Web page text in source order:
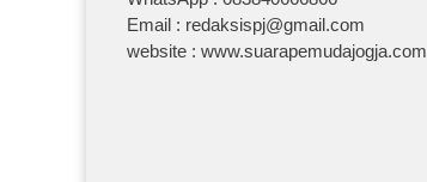
Email : redaksispj@gmail.com
website : www.suarapemudajogja.com